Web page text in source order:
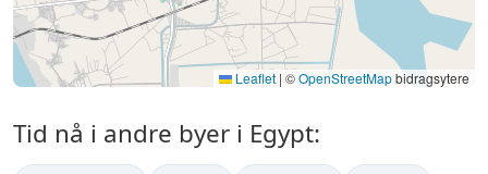
Leaflet | ©OpenStreetMapbidragsytere
Tid nå i andre byer i Egypt: